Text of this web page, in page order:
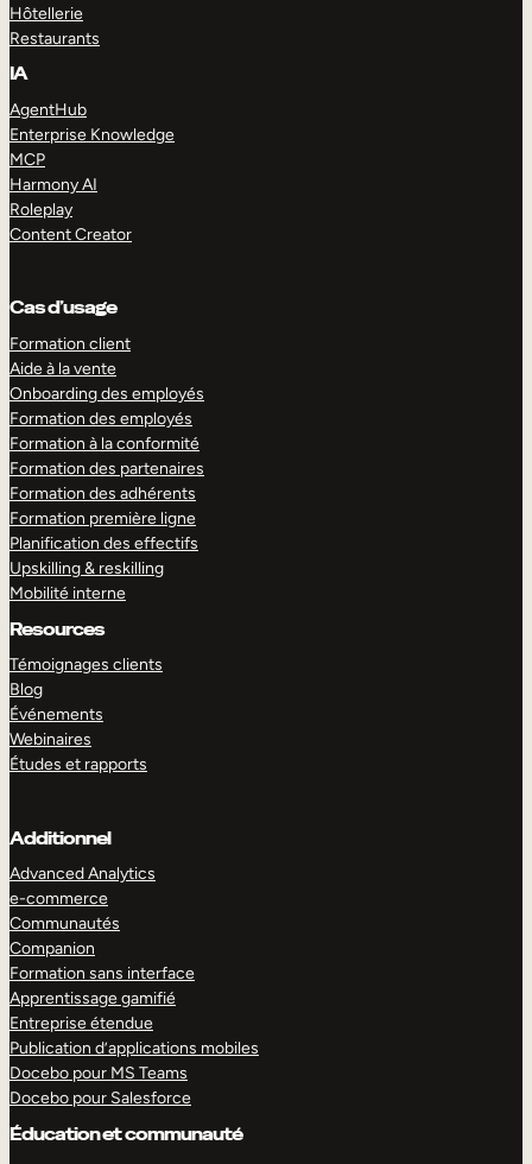
Hôtellerie
Restaurants
IA
AgentHub
Enterprise Knowledge
MCP
Harmony AI
Roleplay
Content Creator
Cas d’usage
Formation client
Aide à la vente
Onboarding des employés
Formation des employés
Formation à la conformité
Formation des partenaires
Formation des adhérents
Formation première ligne
Planification des effectifs
Upskilling & reskilling
Mobilité interne
Resources
Témoignages clients
Blog
Événements
Webinaires
Études et rapports
Additionnel
Advanced Analytics
e-commerce
Communautés
Companion
Formation sans interface
Apprentissage gamifié
Entreprise étendue
Publication d’applications mobiles
Docebo pour MS Teams
Docebo pour Salesforce
Éducation et communauté